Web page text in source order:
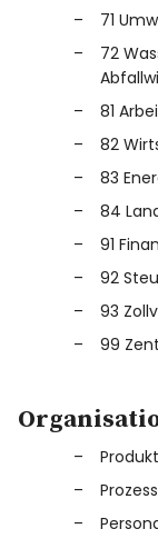
71
72
81
82
83
84
91
92
93
99